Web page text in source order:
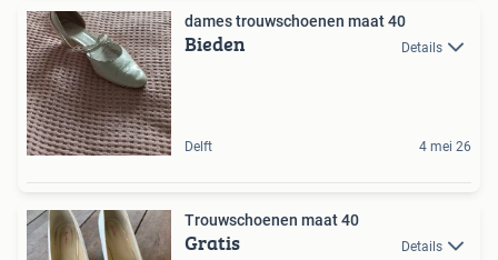
dames trouwschoenen maat 40
Bieden Details
Delft 4 mei 26
Trouwschoenen maat 40
Gratis Details